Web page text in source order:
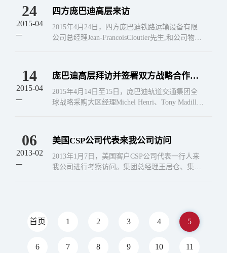
生...
24
2015-04
四方庞巴迪高层来访
2015年4月24日，四方庞巴迪铁路运输设备有限
公司总经理Jean-FrancoisCloutier先生,和公司物资
14
2015-04
庞巴迪高层拜访并签署双方战略合作框
架协议
2015年4月14日至15日，庞巴迪轨道交通集团全
球战略采购大区经理Michel Henri、Tony Madilla
06
2013-02
美国CSP公司代表来我公司访问
2013年1月7日，美国客户CSP公司代表一行人来
我公司进行考察访问。集团总经理王居仓、集团
首页 1 2 3 4 5
6 7 8 9 10 11